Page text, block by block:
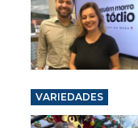
VARIEDADES